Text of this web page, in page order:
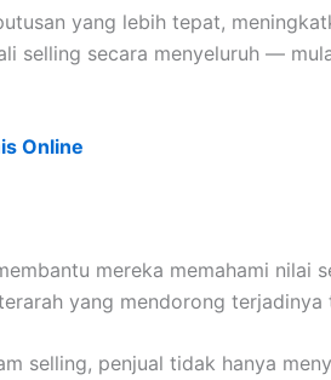
yang lebih tepat,
selling secara menyeluruh —
Online
mereka memahami nilai
yang mendorong terjadinya
selling, penjual tidak hanya